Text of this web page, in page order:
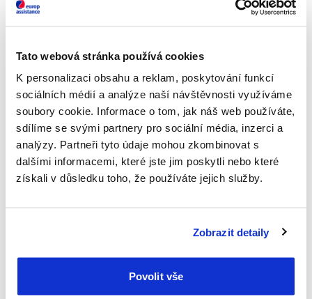
Tato webová stránka používá cookies
K personalizaci obsahu a reklam, poskytování funkcí
sociálních médií a analýze naší návštěvnosti využíváme
soubory cookie. Informace o tom, jak náš web používáte,
sdílíme se svými partnery pro sociální média, inzerci a
analýzy. Partneři tyto údaje mohou zkombinovat s
dalšími informacemi, které jste jim poskytli nebo které
získali v důsledku toho, že používáte jejich služby.
Zobrazit detaily
Povolit vše
bezesporu snížení hodnot škodlivých emisí v ovzduší
výrobu baterií využívá, je označována za neekologickou.
Zároveň není vyřešena otázka recyklace či likvidace starých
baterií, jejichž živnost je udávána na 15 let. O tom, nakolik je
provoz elektromobilu skutečně ekologičtější variantou
k tradičním typům motoru, rozhoduje především to, jaká
elektrárna je původcem energie, kterou baterii dobíjíme.
JAK JSME NA TOM U NÁS